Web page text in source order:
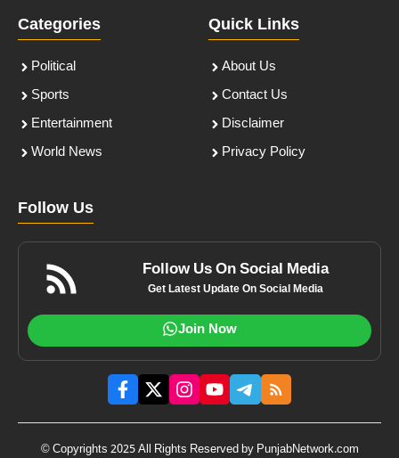
Categories
Political
Sports
Entertainment
World News
Quick Links
About Us
Contact Us
Disclaimer
Privacy Policy
Follow Us
Follow Us On Social Media
Get Latest Update On Social Media
Join Now
© Copyrights 2025 All Rights Reserved by PunjabNetwork.com